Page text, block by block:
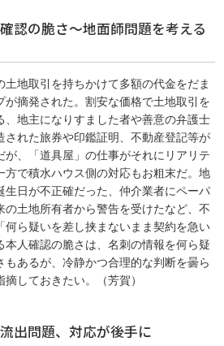
認の脆さ～地面師問題を考える
地取引を持ちかけて多額の代金をだま
が摘発された。割安な価格で土地取引を
、地主になりすました者や善意の弁護士
された旅券や印鑑証明、不動産登記等が
が、「道具屋」の仕事がそれにリアリテ
方で積水ハウス側の対応もお粗末だ。地
生日が不正確だった、仲介業者にペーパ
の土地所有者から警告を受けたなど、不
何ら疑いを差し挟まないまま契約を急い
本人確認の脆さは、名刺の情報を何ら疑
もあるが、冷静かつ合理的な判断を曇ら
しておきたい。（芳賀）
出問題、対応が後手に